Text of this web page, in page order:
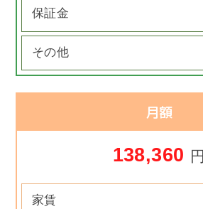
保証金
その他
月額
138,360 円
家賃